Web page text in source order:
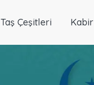
Taş Çeşitleri